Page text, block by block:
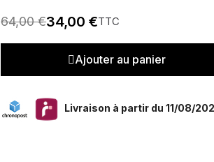
64,00 €34,00 €TTC
Ajouter au panier
Livraison à partir du 11/08/